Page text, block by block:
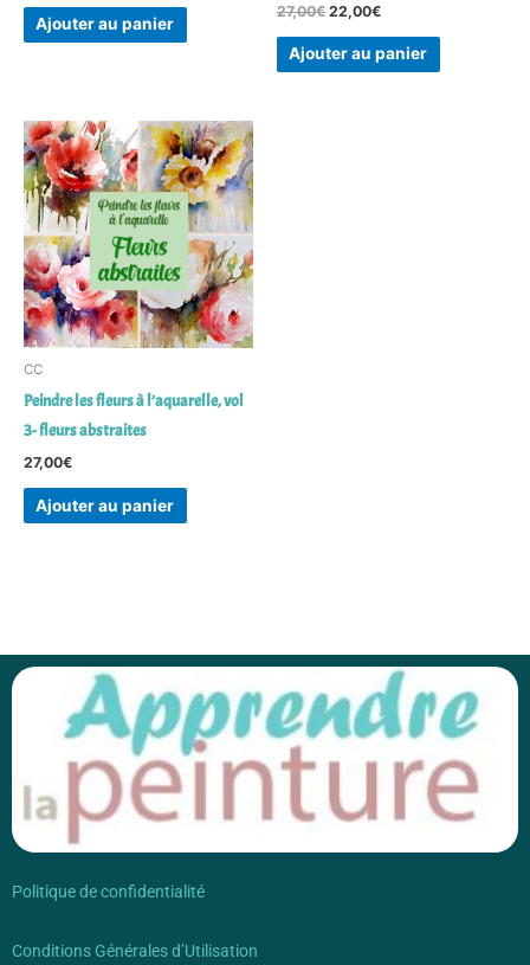
Ajouter au panier
27,00€ 22,00€
Ajouter au panier
CC
Peindre les fleurs à l’aquarelle, vol
3- fleurs abstraites
27,00€
Ajouter au panier
Politique de confidentialité
Conditions Générales d’Utilisation